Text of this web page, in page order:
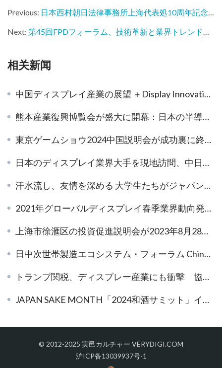
Previous: 日本西村朝日法律事務所上海代表処10周年記念レセプション、盛大に開催
Next: 第45回FPDフォーラム、技術革新と業界トレンドが一体となって成功裏に開催
相关新闻
中国ディスプレイ産業の展望 ＋Display Innovation China 2021説明会
熊本産業復興博覧会が盛大に開幕：日本の半導体産業の新たな未来を探る！
東京ゲームショウ2024中国説明会が成功裏に終了、9月に千葉でお会いしましょう！
日本のディスプレイ業界大手を現地訪問、中日ディスプレイ産業の深い協力と交流が新章を切り開く！
汗水流し、友情を深める 大学生たちがジャパンパビリオンのアシスタントに！
2021年グローバルディスプレイ春季業界動向発表会が閉幕！
上海市徐滙区の投資促進説明会が2023年8月28日に東京のザ・プリンスタワー東京で開催された
日中次世帯製造エコシステム・フォーラム China EcoSystem 2019、東京で開催
トランプ関税、ディスプレー産業にも衝撃 協業見直し不可避
JAPAN SAKE MONTH「2024和酒サミット」イベントが成功裏に開催！
© 2012-2025 実邑カルチャー VERYDIGI.COM
沪ICP备13039937号-1